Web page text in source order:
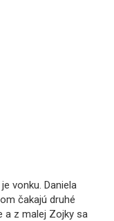
vonku. Daniela
čakajú druhé
a z malej Zojky sa